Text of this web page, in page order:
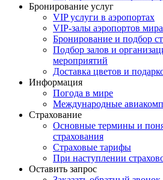
Бронирование услуг
VIP услуги в аэропортах
VIP-залы аэропортов мира
Бронирование и подбор
Подбор залов и
мероприятий
Доставка цветов и
Информация
Погода в мире
Международные
Страхование
Основные термины и
страхования
Страховые тарифы
При наступлении
Оставить запрос